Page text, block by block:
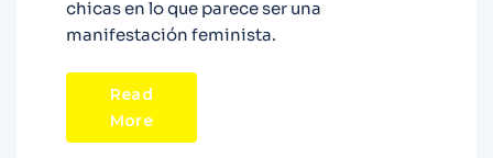
chicas en lo que parece ser una
manifestación feminista.
Read
More